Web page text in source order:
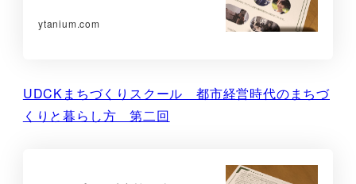
ytanium.com
UDCKまちづくりスクール 都市経営時代のまちづ
くりと暮らし方 第二回